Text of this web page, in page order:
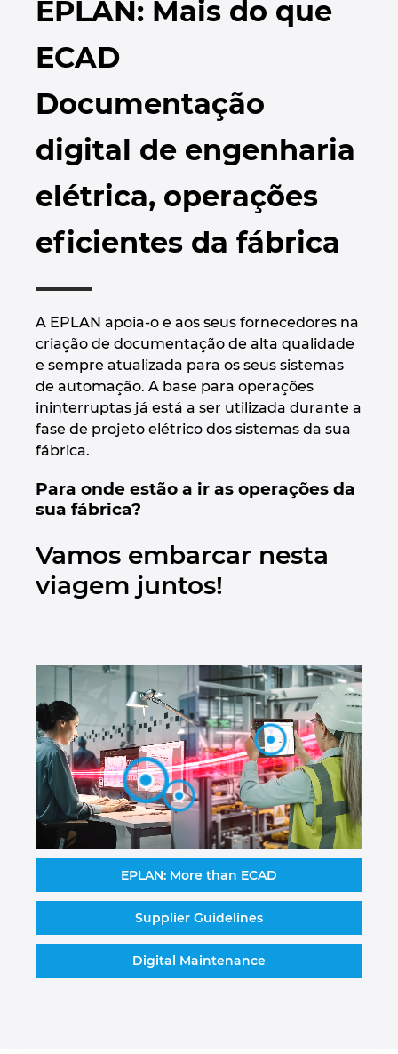
EPLAN: Mais do que
ECAD
Documentação
digital de engenharia
elétrica, operações
eficientes da fábrica
A EPLAN apoia-o e aos seus fornecedores na
criação de documentação de alta qualidade
e sempre atualizada para os seus sistemas
de automação. A base para operações
ininterruptas já está a ser utilizada durante a
fase de projeto elétrico dos sistemas da sua
fábrica.
Para onde estão a ir as operações da
sua fábrica?
Vamos embarcar nesta
viagem juntos!
EPLAN: More than ECAD
Supplier Guidelines
Digital Maintenance
Automação de Edifícios
Configuração
EPLAN Education para Salas de Aula
EPLAN Education para Estudantes
EPLAN Collaboration Apps
Brunei
Bulgaria
Canada
Chile
China
China Taiwan
Croatia
Czech Republic
Denmark
France
Germany
Greece
Indonesia
Ireland
Israel